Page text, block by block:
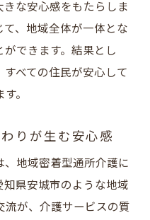
を取り入れたケアプ
ービス改善の取り組
持つ圧倒的な安心感
対応力
係が生む安心感
な安心感をもたらしま
、地域全体が一体とな
できます。結果とし
べての住民が安心して
。
りが生む安心感
地域密着型通所介護に
県安城市のような地域
流が、介護サービスの質